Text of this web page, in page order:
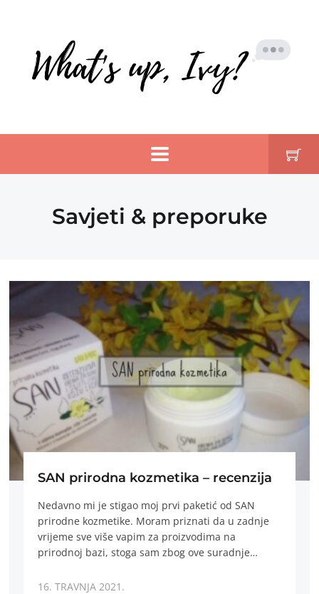
Savjeti & preporuke
SAN prirodna kozmetika – recenzija
Nedavno mi je stigao moj prvi paketić od SAN
prirodne kozmetike. Moram priznati da u zadnje
vrijeme sve više vapim za proizvodima na
prirodnoj bazi, stoga sam zbog ove suradnje…
16. TRAVNJA 2021.